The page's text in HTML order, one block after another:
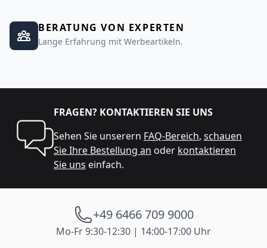
BERATUNG VON EXPERTEN
Lange Erfahrung mit Werbeartikeln.
FRAGEN? KONTAKTIEREN SIE UNS
Sehen Sie unserern FAQ-Bereich, schauen
Sie Ihre Bestellung an oder kontaktieren
Sie uns einfach.
+49 6466 709 9000
Mo-Fr 9:30-12:30 | 14:00-17:00 Uhr